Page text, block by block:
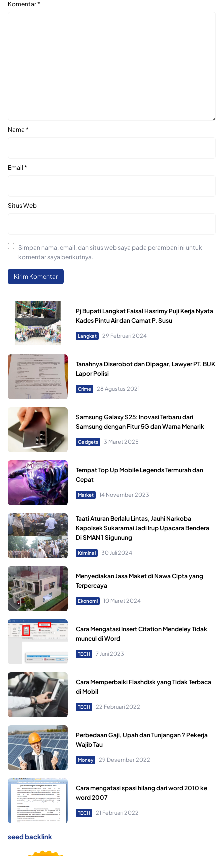
Komentar*
Nama *
Email *
Situs Web
Simpan nama, email, dan situs web saya pada peramban ini untuk
komentar saya berikutnya.
Pj Bupati Langkat Faisal Hasrimy Puji Kerja Nyata
Kades Pintu Air dan Camat P. Susu
Langkat 29 Februari 2024
Tanahnya Diserobot dan Dipagar, Lawyer PT. BUK
Lapor Polisi
Crime 28 Agustus 2021
Samsung Galaxy S25: Inovasi Terbaru dari
Samsung dengan Fitur 5G dan Warna Menarik
Gadgets 3 Maret 2025
Tempat Top Up Mobile Legends Termurah dan
Cepat
Market 14 November 2023
Taati Aturan Berlalu Lintas, Jauhi Narkoba
Kapolsek Sukaramai Jadi Irup Upacara Bendera
Di SMAN 1 Sigunung
Kriminal 30 Juli 2024
Menyediakan Jasa Maket di Nawa Cipta yang
Terpercaya
Ekonomi 10 Maret 2024
Cara Mengatasi Insert Citation Mendeley Tidak
muncul di Word
TECH 7 Juni 2023
Cara Memperbaiki Flashdisk yang Tidak Terbaca
di Mobil
TECH 22 Februari 2022
Perbedaan Gaji, Upah dan Tunjangan ? Pekerja
Wajib Tau
Money 29 Desember 2022
Cara mengatasi spasi hilang dari word 2010 ke
word 2007
TECH 21 Februari 2022
seed backlink